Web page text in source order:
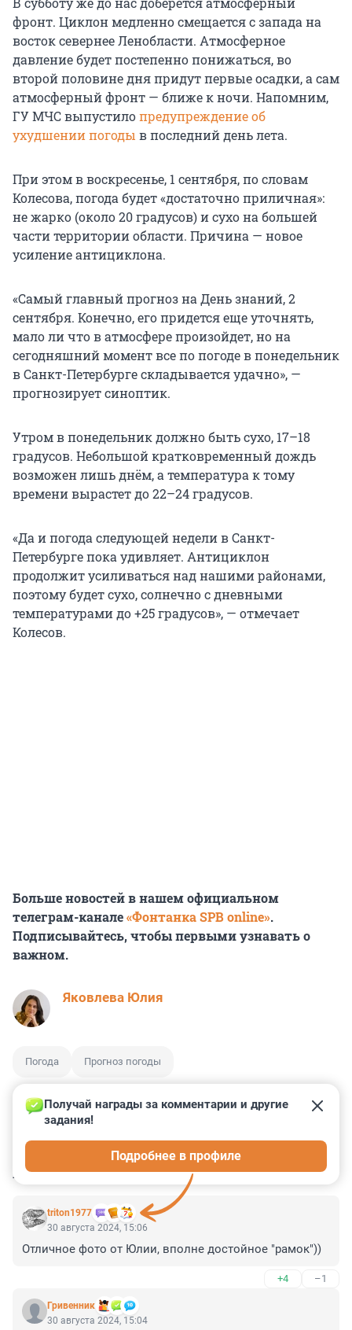
фронт. Циклон медленно смещается с запада на
восток севернее Ленобласти. Атмосферное
давление будет постепенно понижаться, во
второй половине дня придут первые осадки, а сам
атмосферный фронт — ближе к ночи. Напомним,
ГУ МЧС выпустилопредупреждение об
ухудшении погоды в последний день лета.
При этом в воскресенье, 1 сентября, по словам
Колесова, погода будет «достаточно приличная»:
не жарко (около 20 градусов) и сухо на большей
части территории области. Причина — новое
усиление антициклона.
«Самый главный прогноз на День знаний, 2
сентября. Конечно, его придется еще уточнять,
мало ли что в атмосфере произойдет, но на
сегодняшний момент все по погоде в понедельник
в Санкт-Петербурге складывается удачно», —
прогнозирует синоптик.
Утром в понедельник должно быть сухо, 17–18
градусов. Небольшой кратковременный дождь
возможен лишь днём, а температура к тому
времени вырастет до 22–24 градусов.
«Да и погода следующей недели в Санкт-
Петербурге пока удивляет. Антициклон
продолжит усиливаться над нашими районами,
поэтому будет сухо, солнечно с дневными
температурами до +25 градусов», — отмечает
Колесов.
Больше новостей в нашем официальном
телеграм-канале«Фонтанка SPB online».
Подписывайтесь, чтобы первыми узнавать о
важном.
Яковлева Юлия
Погода Прогноз погоды
КОММЕНТАРИИ 2
triton1977
Получай награды за комментарии и другие
задания!
Подробнее в профиле
30 августа 2024, 15:06
Отличное фото от Юлии, вполне достойное "рамок"))
+4 –1
Гривенник
30 августа 2024, 15:04